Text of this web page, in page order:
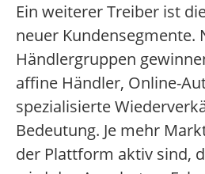
Ein weiterer Treiber ist
neuer Kundensegmente.
Händlergruppen
affine Händler, Online-
spezialisierte
Bedeutung. Je mehr
der Plattform aktiv sind,